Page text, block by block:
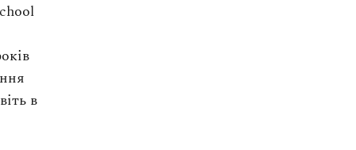
в